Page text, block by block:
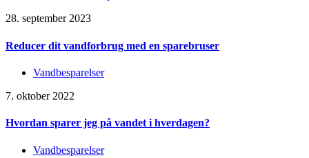
28. september 2023
Reducer dit vandforbrug med en sparebruser
Vandbesparelser
7. oktober 2022
Hvordan sparer jeg på vandet i hverdagen?
Vandbesparelser